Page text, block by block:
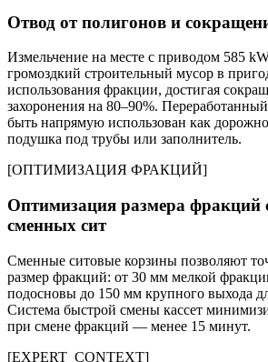
Отвод от полигонов и
Измельчение на месте с приводом 585
громоздкий строительный мусор в
использования фракции, достигая
захоронения на 80–90%.
быть напрямую использован как
подушка под трубы или заполнитель.
[ОПТИМИЗАЦИЯ ФРАКЦИЙ]
Оптимизация размера
сменных сит
Сменные ситовые корзины позволяют
размер фракций: от 30 мм мелкой
подосновы до 150 мм крупного выхода
Система быстрой смены кассет
при смене фракций — менее 15 минут.
[EXPERT_CONTEXT]